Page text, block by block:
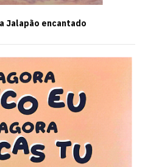
Jalapão encantado